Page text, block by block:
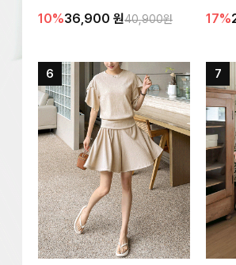
성해주는 원피스🤍 허리 스모크 밴딩이 슬
즐기기 좋아요
10%36,900 원40,900원
고 가벼
17%